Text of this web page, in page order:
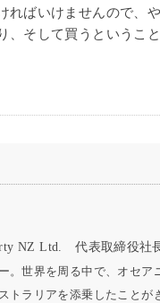
ればいけませんので、
、そして買うというこ
NZ Ltd. 代表取締役社
。世界を周る中で、オセア
トラリアを添乗したことが